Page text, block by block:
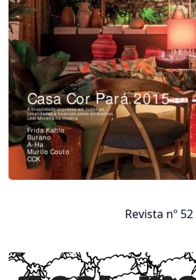
Revista nº 52